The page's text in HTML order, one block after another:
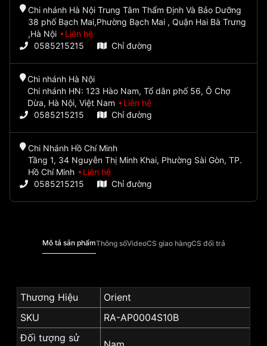
Chi nhánh Hà Nội Trung Tâm Thẩm Định Và Bảo Dưỡng
38 phố Bạch Mai,Phường Bạch Mai , Quận Hai Bà Trưng
,Hà Nội
Liên hệ
0585215215
Chỉ đường
Chi nhánh Hà Nội
Chi nhánh HN: 123 Hào Nam, Tổ dân phố 56, Ô Chợ
Dừa, Hà Nội, Việt Nam
Liên hệ
0585215215
Chỉ đường
Chi Nhánh Hồ Chí Minh
Tầng 1, 34 Nguyễn Thị Minh Khai, Phường Sài Gòn, TP.
Hồ Chí Minh
Liên hệ
0585215215
Chỉ đường
Mô tả sản phẩmThông sốVideoCS giao hàngCS đổi trả
Thương Hiệu
Orient
SKU
RA-AP0004S10B
Đối tượng sử